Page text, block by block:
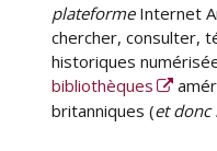
plateforme Internet
chercher, consulter,
historiques
bibliothèques
britanniques (et donc